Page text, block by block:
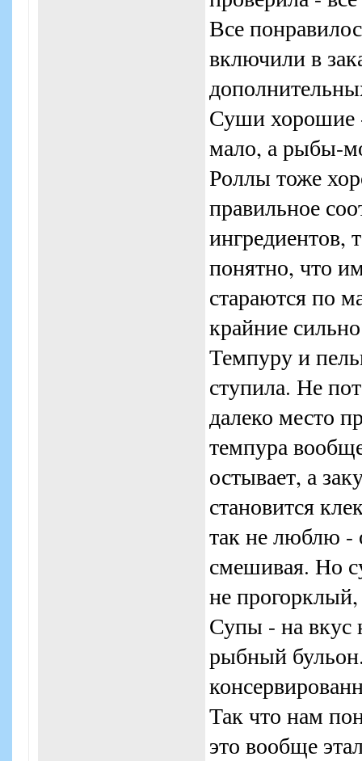
Все
включили в
Суши хорошие
мало, а рыбы-
Роллы тоже
правильное
ингредиентов,
понятно, что
стараются по
крайние
Темпуру и
ступила. Не
далеко место
темпура
остывает, а
становится
так не люблю -
смешивая. Но
не
Супы - на вкус
рыбный
Так что нам
это вообще